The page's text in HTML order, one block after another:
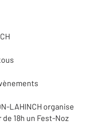
LAHINCH organise
18h un Fest-Noz